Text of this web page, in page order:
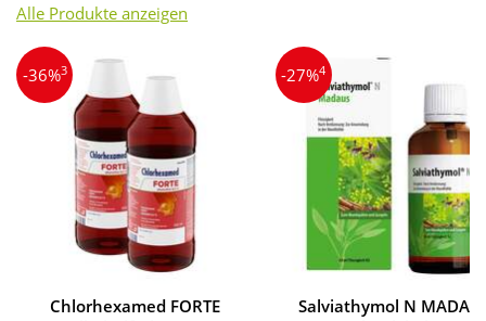
Alle Produkte anzeigen
-36%3
Chlorhexamed FORTE
-27%4
Salviathymol N